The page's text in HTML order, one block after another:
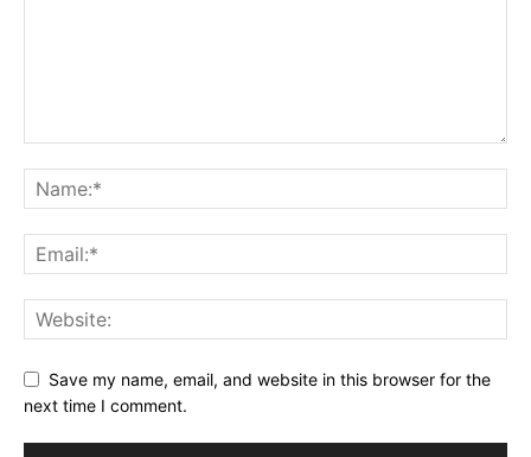
Save my name, email, and website in this browser for the
next time I comment.